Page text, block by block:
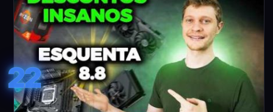
22